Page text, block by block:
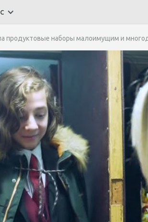
продуктовые наборы малоимущим и